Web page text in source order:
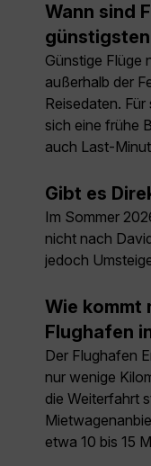
Wann sind
Günstige Flüge
außerhalb der
Reisedaten.
sich eine frühe
auch Last-
Gibt es
Im Sommer
nicht nach
jedoch
Wie kommt
Flughafen
Der Flughafen
nur wenige
die Weiterfahrt
etwa 10 bis 15